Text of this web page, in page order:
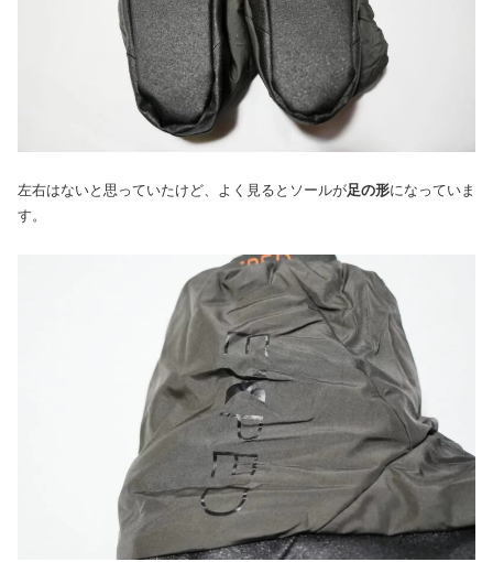
左右はないと思っていたけど、よく見るとソールが足の形になっていま
す。